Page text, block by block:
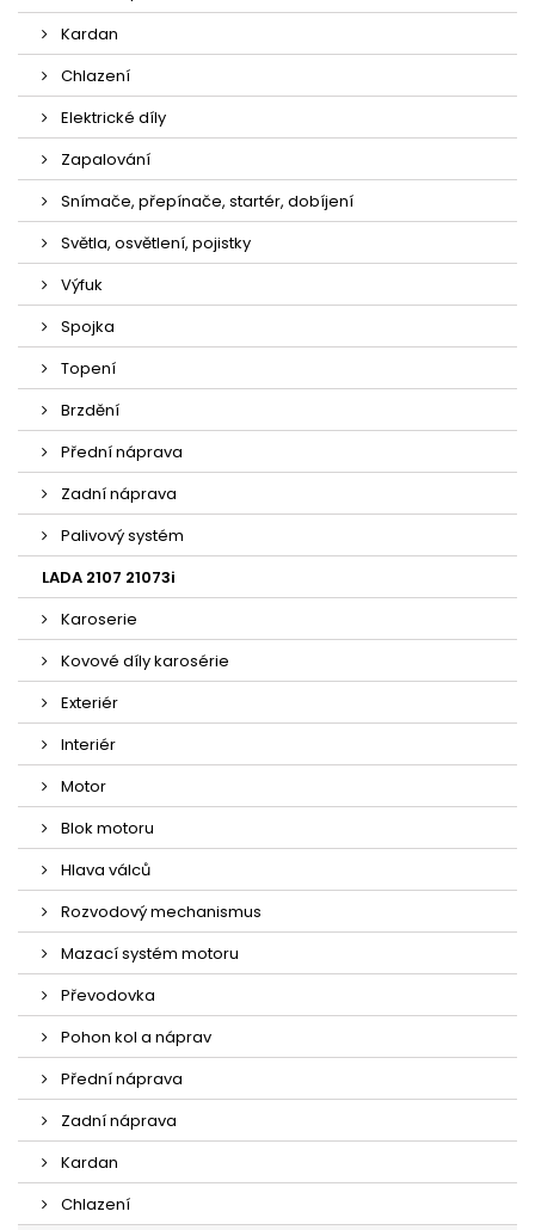
Kardan
Chlazení
Elektrické díly
Zapalování
Snímače, přepínače, startér, dobíjení
Světla, osvětlení, pojistky
Výfuk
Spojka
Topení
Brzdění
Přední náprava
Zadní náprava
Palivový systém
LADA 2107 21073i
Karoserie
Kovové díly karosérie
Exteriér
Interiér
Motor
Blok motoru
Hlava válců
Rozvodový mechanismus
Mazací systém motoru
Převodovka
Pohon kol a náprav
Přední náprava
Zadní náprava
Kardan
Chlazení